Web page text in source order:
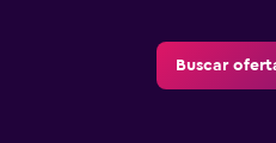
Buscar